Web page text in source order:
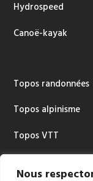
Nous
Hydrospeed
Canoë-kayak
Topos randonnées
Topos alpinisme
Topos VTT